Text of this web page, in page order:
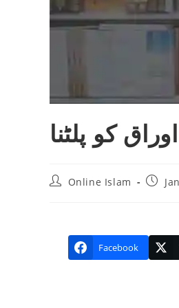
کو پلٹنا
PostOnline Islam
Post
Facebook